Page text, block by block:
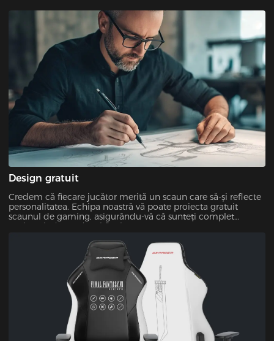
Design gratuit
Credem că fiecare jucător merită un scaun care să-și reflecte
personalitatea. Echipa noastră vă poate proiecta gratuit
scaunul de gaming, asigurându-vă că sunteți complet
mulțumit de produsul final.